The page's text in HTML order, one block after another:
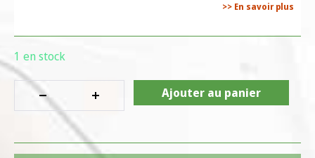
>> En savoir plus
1 en stock
Ajouter au panier